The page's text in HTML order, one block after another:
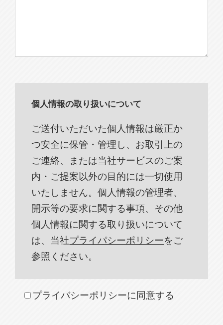
個人情報の取り扱いについて
ご送付いただいた個人情報は厳正か
つ安全に保管・管理し、お取引上の
ご連絡、または当社サービスのご案
内・ご提案以外の目的には一切使用
いたしません。個人情報の管理者、
開示等の要求に関する事項、その他
個人情報に関する取り扱いについて
は、当社プライパシーポリシーをご
参照ください。
プライバシーポリシーに同意する